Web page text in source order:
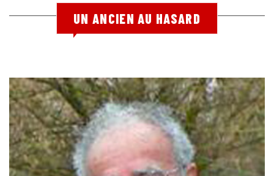
UN ANCIEN AU HASARD